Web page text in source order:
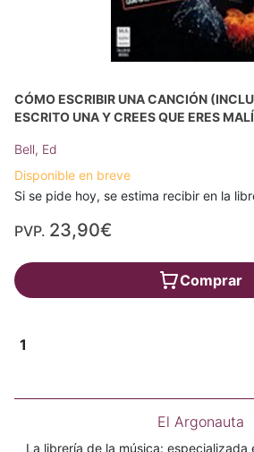
CÓMO ESCRIBIR UNA CANCIÓN
ESCRITO UNA Y CREES QUE ERES
Bell, Ed
Disponible en breve
Si se pide hoy, se estima recibir en la
PVP. 23,90€
Comprar
1
El Argonauta
La librería de la música: